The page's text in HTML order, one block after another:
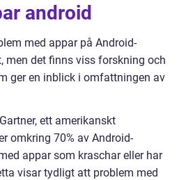
android
med appar på Android-
men det finns viss forskning och
ger en inblick i omfattningen av
ett amerikanskt
omkring 70% av Android-
appar som kraschar eller har
visar tydligt att problem med